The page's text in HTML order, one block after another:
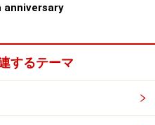
anniversary
するテーマ